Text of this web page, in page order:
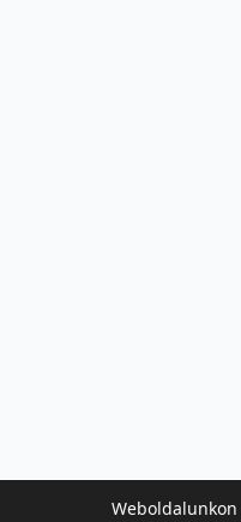
Weboldalunkon